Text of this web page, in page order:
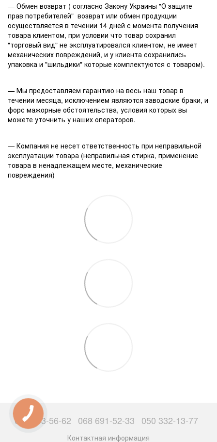
— Обмен возврат ( согласно Закону Украины "О защите
прав потребителей" возврат или обмен продукции
осуществляется в течении 14 дней с момента получения
товара клиентом, при условии что товар сохранил
"торговый вид" не эксплуатировался клиентом, не имеет
механических повреждений, и у клиента сохранились
упаковка и "шильдики" которые комплектуются с товаром).
— Мы предоставляем гарантию на весь наш товар в
течении месяца, исключением являются заводские браки, и
форс мажорные обстоятельства, условия которых вы
можете уточнить у наших операторов.
— Компания не несет ответственность при неправильной
эксплуатации товара (неправильная стирка, применение
товара в ненадлежащем месте, механические
повреждения)
063 503-56-62 068 691-52-33 050 332-13-77
Контактная информация